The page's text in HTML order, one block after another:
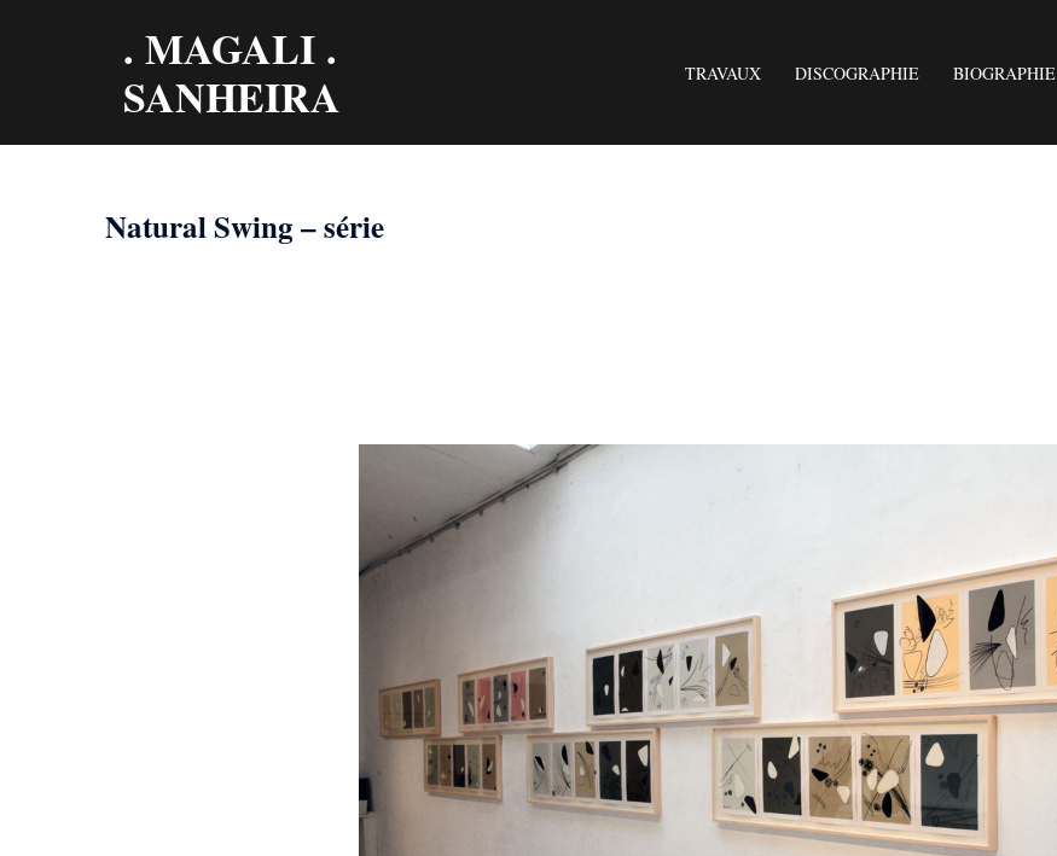
. MAGALI .
SANHEIRA
TRAVAUX DISCOGRAPHIE BIOGRAPHIE
Natural Swing – série